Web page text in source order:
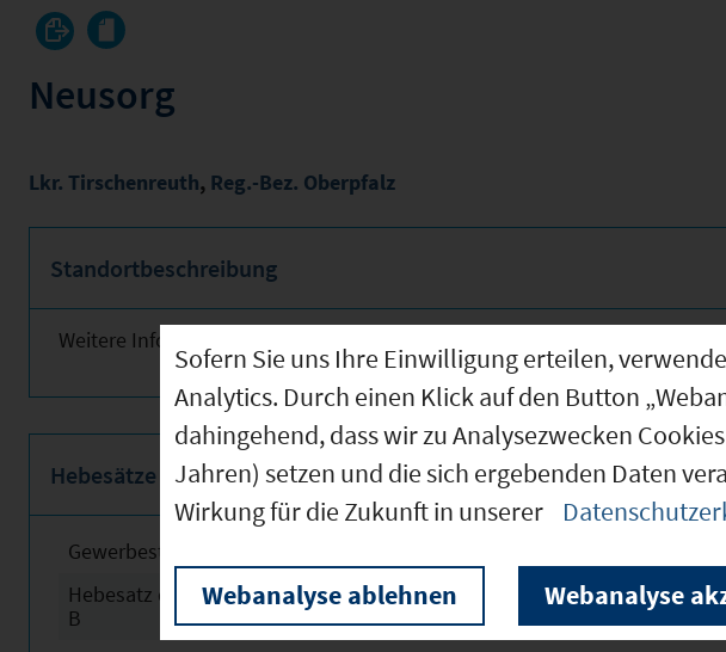
Neusorg
Lkr. Tirschenreuth, Reg.-Bez. Oberpfalz
Standortbeschreibung
Weitere Informationen finden Sie obenstehend!
Hebesätze
Gewerbesteuerhebesatz
Hebesatz der Grundsteuer
B
2024 350
Sofern Sie uns Ihre Einwilligung erteilen,
Analytics. Durch einen Klick auf den Button
dahingehend, dass wir zu Analysezwecken
Jahren) setzen und die sich ergebenden Daten
Wirkung für die Zukunft in unserer
Webanalyse ablehnen Webanalyse